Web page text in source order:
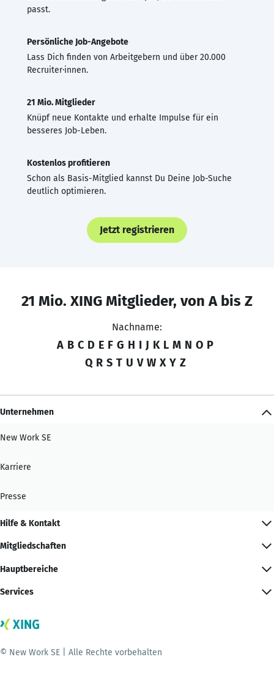
passt.
Persönliche Job-Angebote
Lass Dich finden von Arbeitgebern und über 20.000
Recruiter·innen.
21 Mio. Mitglieder
Knüpf neue Kontakte und erhalte Impulse für ein
besseres Job-Leben.
Kostenlos profitieren
Schon als Basis-Mitglied kannst Du Deine Job-Suche
deutlich optimieren.
Jetzt registrieren
21 Mio. XING Mitglieder, von A bis Z
Nachname:
A B C D E F G H I J K L M N O P
Q R S T U V W X Y Z
Unternehmen
New Work SE
Karriere
Presse
Hilfe & Kontakt
Mitgliedschaften
Hauptbereiche
Services
© New Work SE | Alle Rechte vorbehalten